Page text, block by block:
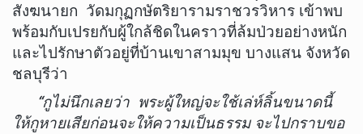
สังฆนายก วัดมกุฏกษัตริยารามราชวรวิหาร เข้าพบ
พร้อมกับเปรยกับผู้ใกล้ชิดในคราวที่ล้มป่วยอย่างหนัก
และไปรักษาตัวอยู่ที่บ้านเขาสามมุข บางแสน จังหวัด
ชลบุรีว่า
“กูไม่นึกเลยว่า พระผู้ใหญ่จะใช้เล่ห์ลิ้นขนาดนี้
ให้กูหายเสียก่อนจะให้ความเป็นธรรม จะไปกราบขอ